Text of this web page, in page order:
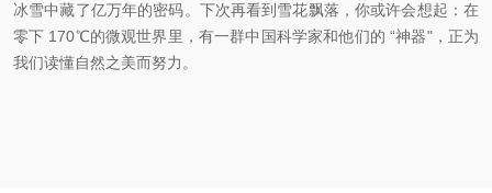
冰雪中藏了亿万年的密码。下次再看到雪花飘落，你或许会想起：在
零下 170℃的微观世界里，有一群中国科学家和他们的 “神器"，正为
我们读懂自然之美而努力。